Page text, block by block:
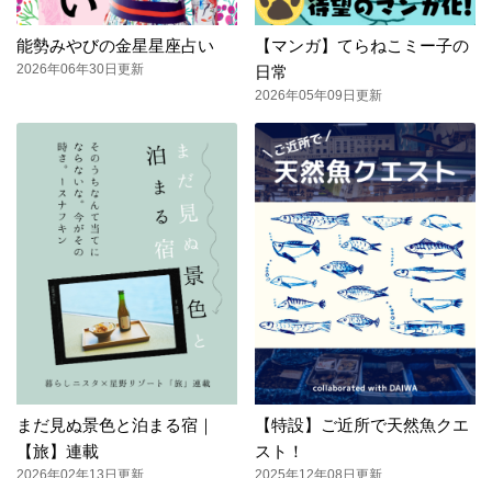
能勢みやびの金星星座占い
2026年06年30日更新
【マンガ】てらねこミー子の
日常
2026年05年09日更新
まだ見ぬ景色と泊まる宿｜
【旅】連載
【特設】ご近所で天然魚クエ
スト！